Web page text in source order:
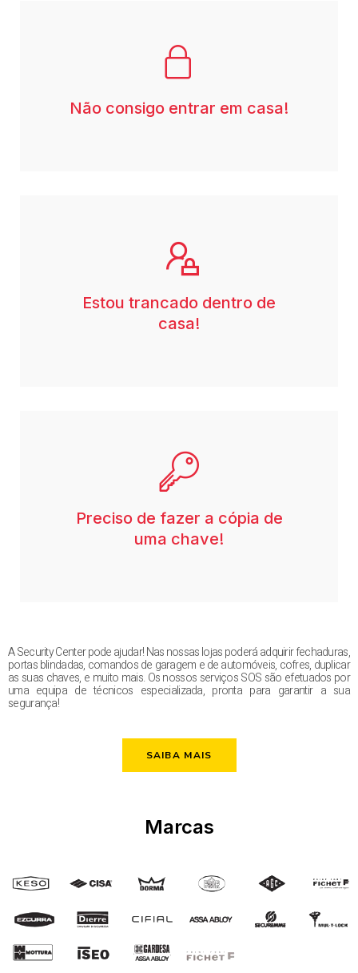
Não consigo entrar em casa!
Estou trancado dentro de
casa!
Preciso de fazer a cópia de
uma chave!
A Security Center pode ajudar! Nas nossas lojas poderá adquirir fechaduras,
portas blindadas, comandos de garagem e de automóveis, cofres, duplicar
as suas chaves, e muito mais. Os nossos serviços SOS são efetuados por
uma equipa de técnicos especializada, pronta para garantir a sua
segurança!
SAIBA MAIS
Marcas